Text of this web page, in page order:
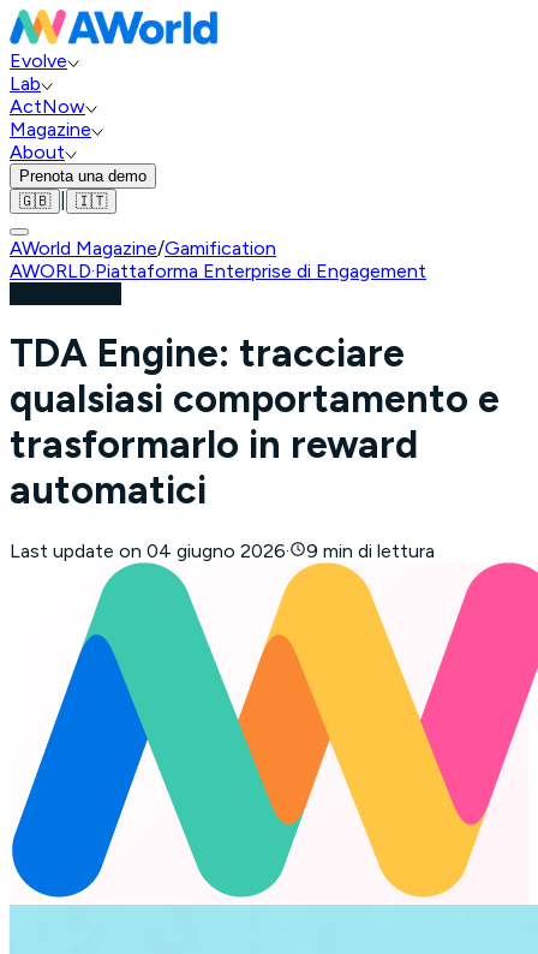
Evolve
Lab
ActNow
Magazine
About
Prenota una demo
🇬🇧
🇮🇹
AWorld Magazine/Gamification
AWORLD·Piattaforma Enterprise di Engagement
TDA Engine: tracciare
qualsiasi comportamento e
trasformarlo in reward
automatici
Last update on 04 giugno 2026· 9 min di lettura